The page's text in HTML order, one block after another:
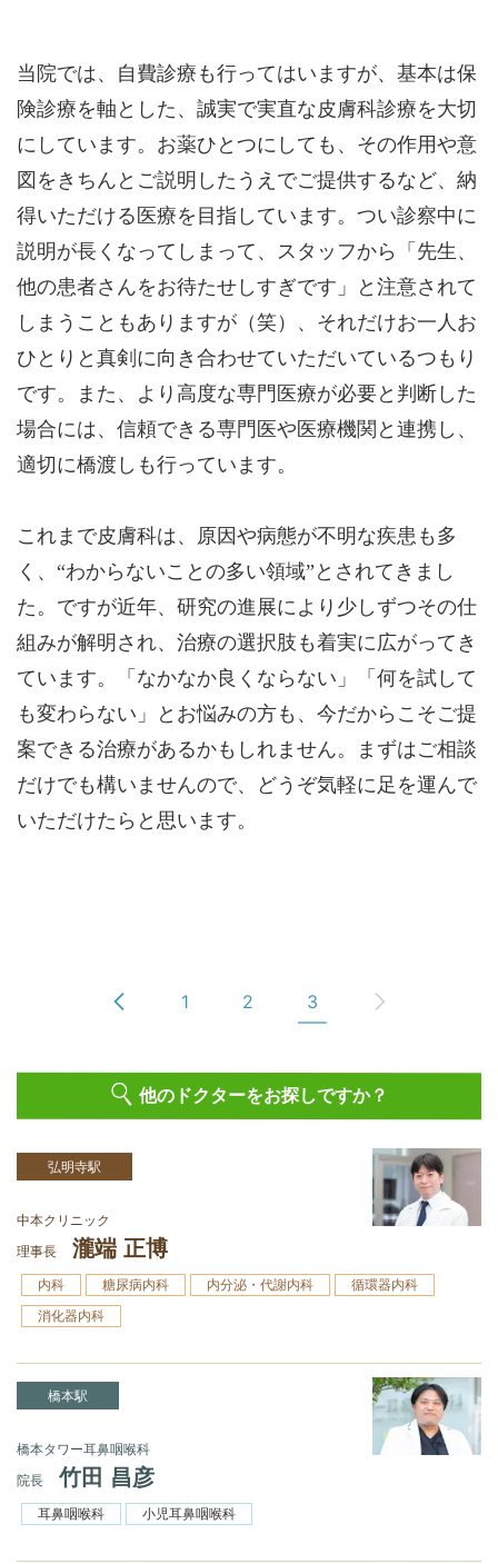
当院では、自費診療も行ってはいますが、基本は保
険診療を軸とした、誠実で実直な皮膚科診療を大切
にしています。お薬ひとつにしても、その作用や意
図をきちんとご説明したうえでご提供するなど、納
得いただける医療を目指しています。つい診察中に
説明が長くなってしまって、スタッフから「先生、
他の患者さんをお待たせしすぎです」と注意されて
しまうこともありますが（笑）、それだけお一人お
ひとりと真剣に向き合わせていただいているつもり
です。また、より高度な専門医療が必要と判断した
場合には、信頼できる専門医や医療機関と連携し、
適切に橋渡しも行っています。
これまで皮膚科は、原因や病態が不明な疾患も多
く、“わからないことの多い領域”とされてきまし
た。ですが近年、研究の進展により少しずつその仕
組みが解明され、治療の選択肢も着実に広がってき
ています。「なかなか良くならない」「何を試して
も変わらない」とお悩みの方も、今だからこそご提
案できる治療があるかもしれません。まずはご相談
だけでも構いませんので、どうぞ気軽に足を運んで
いただけたらと思います。
1 2 3
他のドクターをお探しですか？
弘明寺駅
中本クリニック
理事長
瀧端 正博
内科 糖尿病内科 内分泌・代謝内科
循環器内科
消化器内科
橋本駅
橋本タワー耳鼻咽喉科
院長
竹田 昌彦
耳鼻咽喉科 小児耳鼻咽喉科